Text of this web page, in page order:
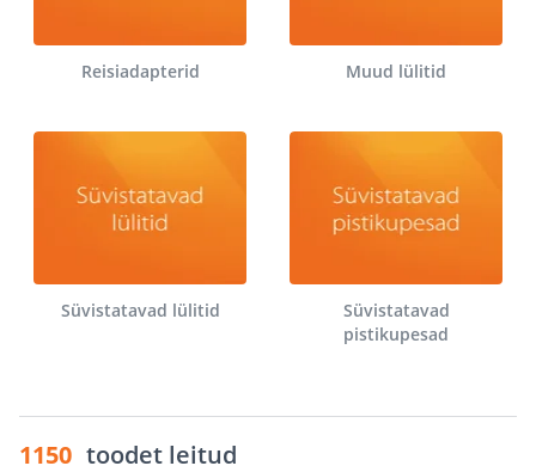
Reisiadapterid Muud lülitid
Süvistatavad lülitid
Süvistatavad
pistikupesad
1150 toodet leitud